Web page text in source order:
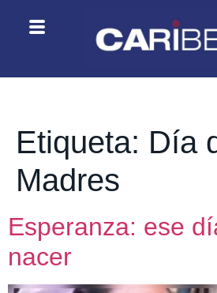
Etiqueta: Día
Madres
Esperanza: ese
nacer